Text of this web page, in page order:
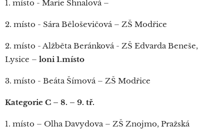
1. místo - Marie Shnalová –
2. místo - Sára Běloševičová – ZŠ Modřice
2. místo - Alžběta Beránková - ZŠ Edvarda Beneše,
Lysice – loni 1.místo
3. místo - Beáta Šímová – ZŠ Modřice
Kategorie C – 8. – 9. tř.
1. místo – Olha Davydova – ZŠ Znojmo, Pražská